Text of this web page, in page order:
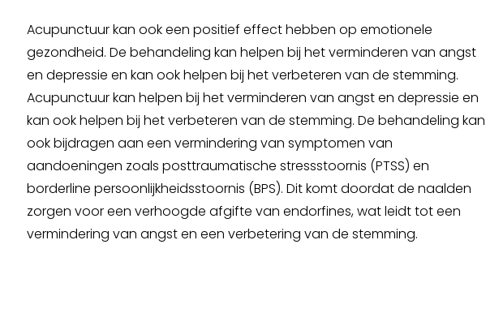
Acupunctuur kan ook een positief effect hebben op emotionele
gezondheid. De behandeling kan helpen bij het verminderen van angst
en depressie en kan ook helpen bij het verbeteren van de stemming.
Acupunctuur kan helpen bij het verminderen van angst en depressie en
kan ook helpen bij het verbeteren van de stemming. De behandeling kan
ook bijdragen aan een vermindering van symptomen van
aandoeningen zoals posttraumatische stressstoornis (PTSS) en
borderline persoonlijkheidsstoornis (BPS). Dit komt doordat de naalden
zorgen voor een verhoogde afgifte van endorfines, wat leidt tot een
vermindering van angst en een verbetering van de stemming.